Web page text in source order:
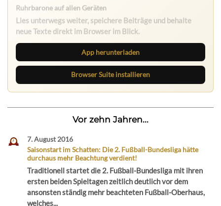
Ruhrbarone auf allen Geräten
Lies unterwegs weiter, speichere Beiträge und behalte
neue Texte direkt im Browser im Blick.
App herunterladen
Browser Suite installieren
Vor zehn Jahren...
7. August 2016
Saisonstart im Schatten: Die 2. Fußball-Bundesliga hätte
durchaus mehr Beachtung verdient!
Traditionell startet die 2. Fußball-Bundesliga mit ihren
ersten beiden Spieltagen zeitlich deutlich vor dem
ansonsten ständig mehr beachteten Fußball-Oberhaus,
welches...